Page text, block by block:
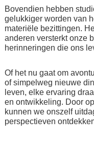
Bovendien hebben
gelukkiger worden van
materiële bezittingen.
anderen versterkt onze
herinneringen die ons
Of het nu gaat om
of simpelweg nieuwe
leven, elke ervaring
en ontwikkeling. Door
kunnen we onszelf
perspectieven